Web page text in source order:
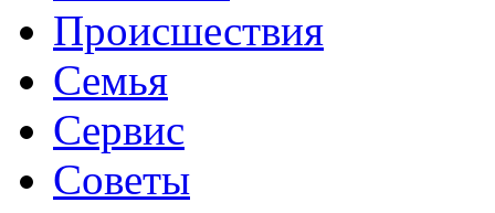
Происшествия
Семья
Сервис
Советы